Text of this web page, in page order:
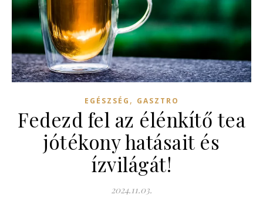
EGÉSZSÉG , GASZTRO
Fedezd fel az élénkítő tea
jótékony hatásait és
ízvilágát!
2024.11.03.